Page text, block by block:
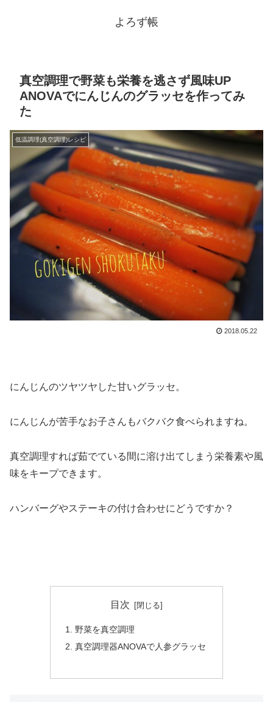
よろず帳
真空調理で野菜も栄養を逃さず風味UP
ANOVAでにんじんのグラッセを作ってみ
た
低温調理(真空調理)レシピ
2018.05.22
にんじんのツヤツヤした甘いグラッセ。
にんじんが苦手なお子さんもバクバク食べられますね。
真空調理すれば茹でている間に溶け出てしまう栄養素や風
味をキープできます。
ハンバーグやステーキの付け合わせにどうですか？
目次
野菜を真空調理
真空調理器ANOVAで人参グラッセ